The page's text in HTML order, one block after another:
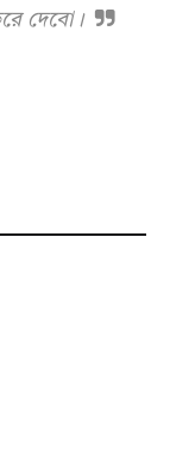
দেবো।